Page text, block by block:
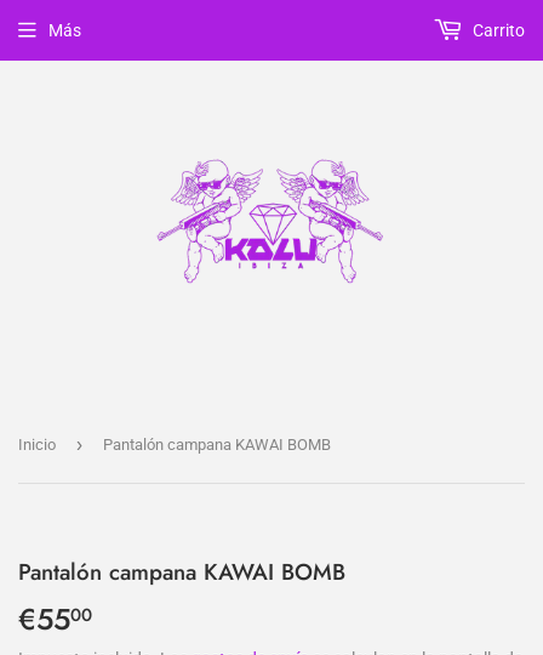
Más Carrito
Inicio › Pantalón campana KAWAI BOMB
Pantalón campana KAWAI BOMB
€5500